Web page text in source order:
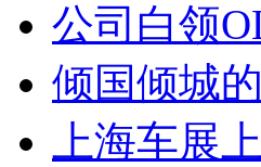
公司白领
倾国倾城
上海车展